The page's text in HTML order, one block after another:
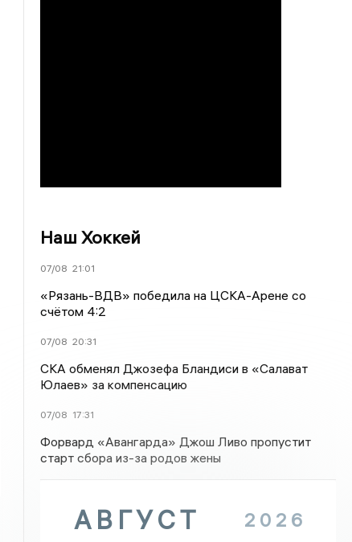
Наш Хоккей
07/08 21:01
«Рязань-ВДВ» победила на ЦСКА-Арене со
счётом 4:2
07/08 20:31
СКА обменял Джозефа Бландиси в «Салават
Юлаев» за компенсацию
07/08 17:31
Форвард «Авангарда» Джош Ливо пропустит
старт сбора из-за родов жены
АВГУСТ 2026